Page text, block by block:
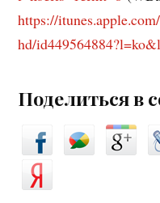
https://
hd/
Поделиться в